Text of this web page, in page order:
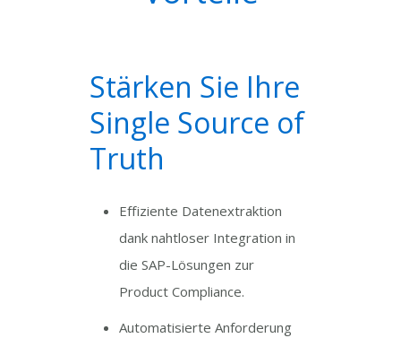
Stärken Sie Ihre
Single Source of
Truth
Effiziente Datenextraktion
dank nahtloser Integration in
die SAP-Lösungen zur
Product Compliance.
Automatisierte Anforderung